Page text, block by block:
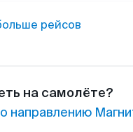
рейсов
на самолёте?